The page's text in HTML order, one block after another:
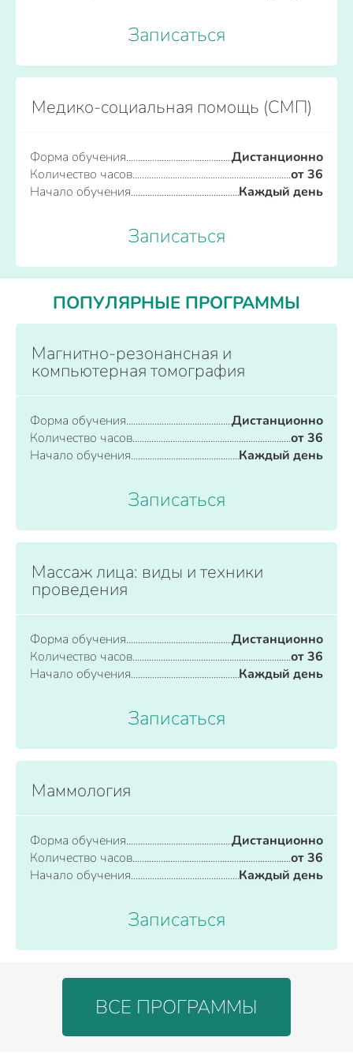
Записаться
Медико-социальная помощь (СМП)
Форма обучения
Дистанционно
Количество часов
от 36
Начало обучения
Каждый день
Записаться
ПОПУЛЯРНЫЕ ПРОГРАММЫ
Магнитно-резонансная и
компьютерная томография
Форма обучения
Дистанционно
Количество часов
от 36
Начало обучения
Каждый день
Записаться
Массаж лица: виды и техники
проведения
Форма обучения
Дистанционно
Количество часов
от 36
Начало обучения
Каждый день
Записаться
Маммология
Форма обучения
Дистанционно
Количество часов
от 36
Начало обучения
Каждый день
Записаться
ВСЕ ПРОГРАММЫ